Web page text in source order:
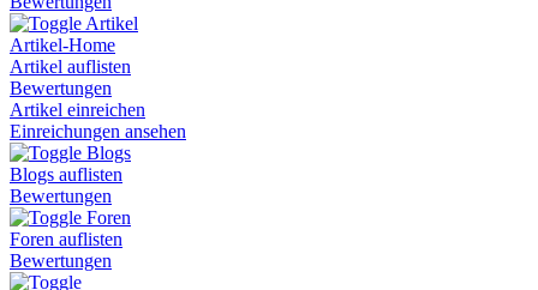
Artikel
Artikel-Home
Artikel auflisten
Bewertungen
Artikel einreichen
Einreichungen ansehen
Blogs
Blogs auflisten
Bewertungen
Foren
Foren auflisten
Bewertungen